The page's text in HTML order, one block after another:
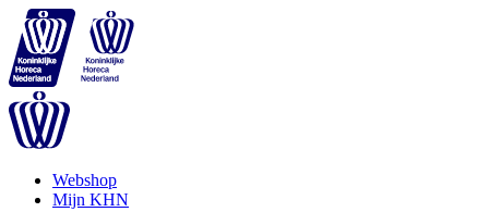
Webshop
Mijn KHN